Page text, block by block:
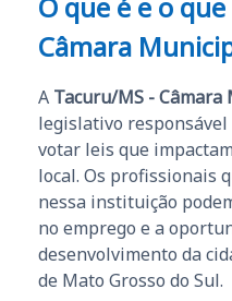
Câmara
A Tacuru/MS - Câmara
legislativo
votar leis que
local. Os profissionais
nessa instituição
no emprego e a
desenvolvimento da
de Mato Grosso do Sul.